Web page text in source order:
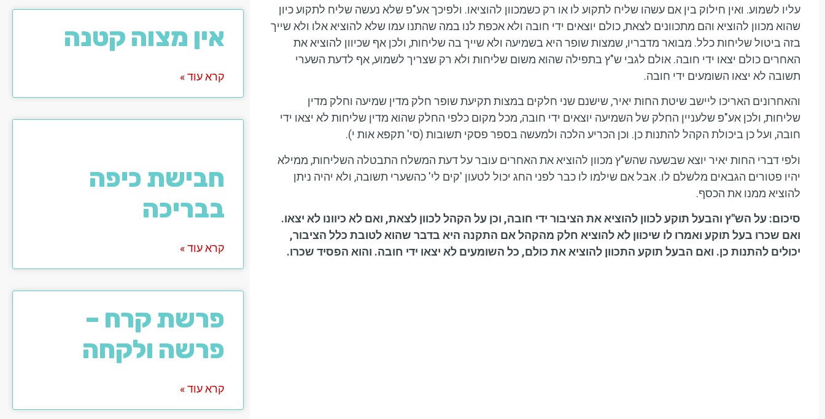
עליו לשמוע. ואין חילוק בין אם עשהו שליח לתקוע לו או רק כשמכוון להוציאו. ולפיכך אע"פ שלא נעשה שליח לתקוע כיון
שהוא מכוון להוציא והם מתכוונים לצאת, כולם יוצאים ידי חובה ולא אכפת לנו במה שהתנו עמו שלא להוציא אלו ולא שייך
בזה ביטול שליחות כלל. מבואר מדבריו, שמצות שופר היא בשמיעה ולא שייך בה שליחות, ולכן אף שכיוון להוציא את
האחרים כולם יצאו ידי חובה. אולם לגבי ש"ץ בתפילה שהוא משום שליחות ולא רק שצריך לשמוע, אף לדעת השערי
תשובה לא יצאו השומעים ידי חובה.
והאחרונים האריכו ליישב שיטת החות יאיר, שישנם שני חלקים במצות תקיעת שופר חלק מדין שמיעה וחלק מדין
שליחות, ולכן אע"פ שלעניין החלק של השמיעה יוצאים ידי חובה, מכל מקום כלפי החלק שהוא מדין שליחות לא יצאו ידי
חובה, ועל כן ביכולת הקהל להתנות כן. וכן הכריע הלכה ולמעשה בספר פסקי תשובות (סי' תקפא אות י).
ולפי דברי החות יאיר יוצא שבשעה שהש"ץ מכוון להוציא את האחרים עובר על דעת המשלח התבטלה השליחות, ממילא
יהיו פטורים הגבאים מלשלם לו. אבל אם שילמו לו כבר לפני החג יכול לטעון 'קים לי' כהשערי תשובה, ולא יהיה ניתן
להוציא ממנו את הכסף.
סיכום: על הש"ץ והבעל תוקע לכוון להוציא את הציבור ידי חובה, וכן על הקהל לכוון לצאת, ואם לא כיוונו לא יצאו.
ואם שכרו בעל תוקע ואמרו לו שיכוון לא להוציא חלק מהקהל אם התקנה היא בדבר שהוא לטובת כלל הציבור,
יכולים להתנות כן. ואם הבעל תוקע התכוון להוציא את כולם, כל השומעים לא יצאו ידי חובה. והוא הפסיד שכרו.
אין מצוה קטנה
קרא עוד »
חבישת כיפה
בבריכה
קרא עוד »
פרשת קרח –
פרשה ולקחה
קרא עוד »